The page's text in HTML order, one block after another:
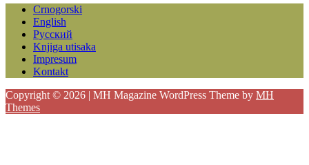
Crnogorski
English
Русский
Knjiga utisaka
Impresum
Kontakt
Copyright © 2026 | MH Magazine WordPress Theme by MH
Themes